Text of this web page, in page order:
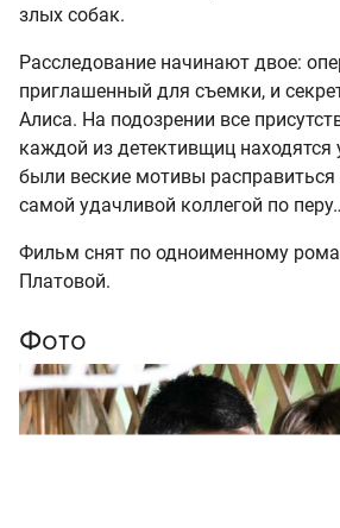
злых собак.
Расследование начинают двое:
приглашенный для съемки, и
Алиса. На подозрении все
каждой из детективщиц находятся
были веские мотивы
самой удачливой коллегой по
Фильм снят по одноименному
Платовой.
Фото